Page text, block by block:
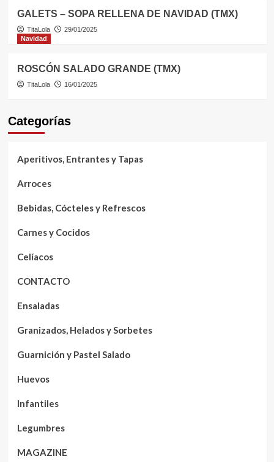
GALETS – SOPA RELLENA DE NAVIDAD (TMX)
TitaLola
29/01/2025
Navidad
ROSCÓN SALADO GRANDE (TMX)
TitaLola 16/01/2025
Categorías
Aperitivos, Entrantes y Tapas
Arroces
Bebidas, Cócteles y Refrescos
Carnes y Cocidos
Celíacos
CONTACTO
Ensaladas
Granizados, Helados y Sorbetes
Guarnición y Pastel Salado
Huevos
Infantiles
Legumbres
MAGAZINE